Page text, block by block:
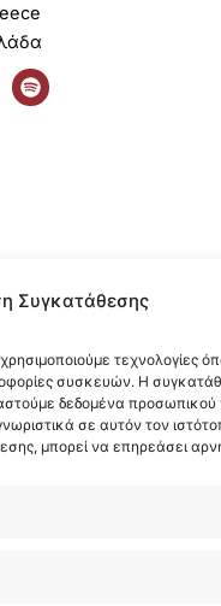
Συγκατάθεσης
τεχνολογίες
συσκευών. Η
δεδομένα
σε αυτόν τον
μπορεί να επηρεάσει
S
p
o